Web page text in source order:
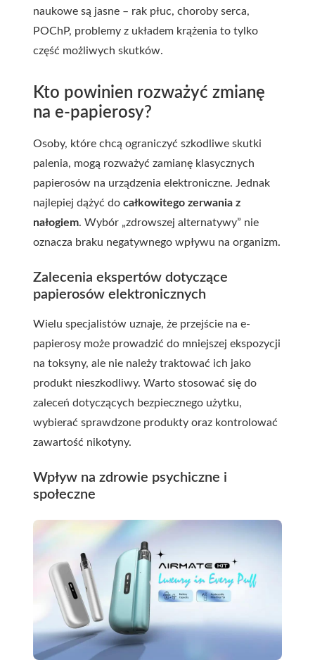
naukowe są jasne – rak płuc, choroby serca,
POChP, problemy z układem krążenia to tylko
część możliwych skutków.
Kto powinien rozważyć zmianę
na e-papierosy?
Osoby, które chcą ograniczyć szkodliwe skutki
palenia, mogą rozważyć zamianę klasycznych
papierosów na urządzenia elektroniczne. Jednak
najlepiej dążyć do całkowitego zerwania z
nałogiem. Wybór „zdrowszej alternatywy” nie
oznacza braku negatywnego wpływu na organizm.
Zalecenia ekspertów dotyczące
papierosów elektronicznych
Wielu specjalistów uznaje, że przejście na e-
papierosy może prowadzić do mniejszej ekspozycji
na toksyny, ale nie należy traktować ich jako
produkt nieszkodliwy. Warto stosować się do
zaleceń dotyczących bezpiecznego użytku,
wybierać sprawdzone produkty oraz kontrolować
zawartość nikotyny.
Wpływ na zdrowie psychiczne i
społeczne